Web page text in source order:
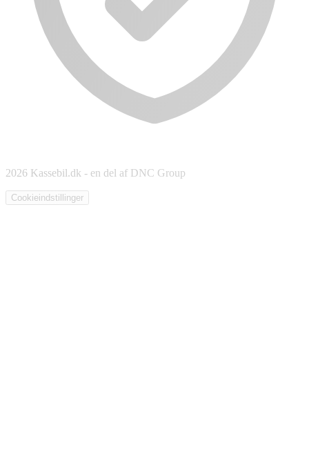
2026 Kassebil.dk - en del af DNC Group
Cookieindstillinger